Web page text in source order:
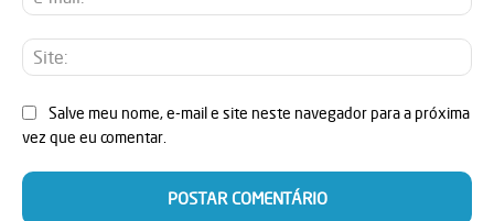
Salve meu nome, e-mail e site neste navegador para a próxima
vez que eu comentar.